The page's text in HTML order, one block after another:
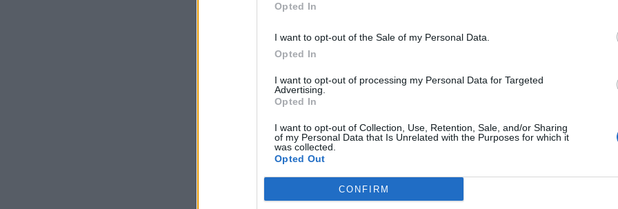
Opted In
I want to opt-out of the Sale of my Personal Data.
Opted In
I want to opt-out of processing my Personal Data for Targeted
Advertising.
Opted In
I want to opt-out of Collection, Use, Retention, Sale, and/or Sharing
of my Personal Data that Is Unrelated with the Purposes for which it
was collected.
Opted Out
CONFIRM